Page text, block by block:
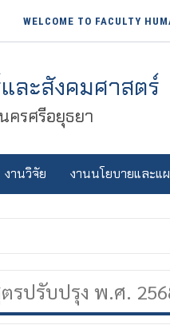
WELCOME TO FACULTY
ละสังคมศาสตร์
ครศรีอยุธยา
งานวิจัย งานนโยบายและแ
รปรับปรุง พ.ศ.